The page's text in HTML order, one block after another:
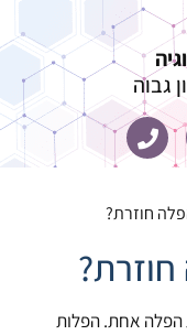
גבוה
חוזרת?
הפלה אחת. הפלות